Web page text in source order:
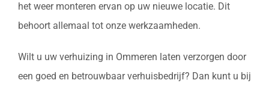
het weer monteren ervan op uw nieuwe locatie. Dit
behoort allemaal tot onze werkzaamheden.
Wilt u uw verhuizing in Ommeren laten verzorgen door
een goed en betrouwbaar verhuisbedrijf? Dan kunt u bij